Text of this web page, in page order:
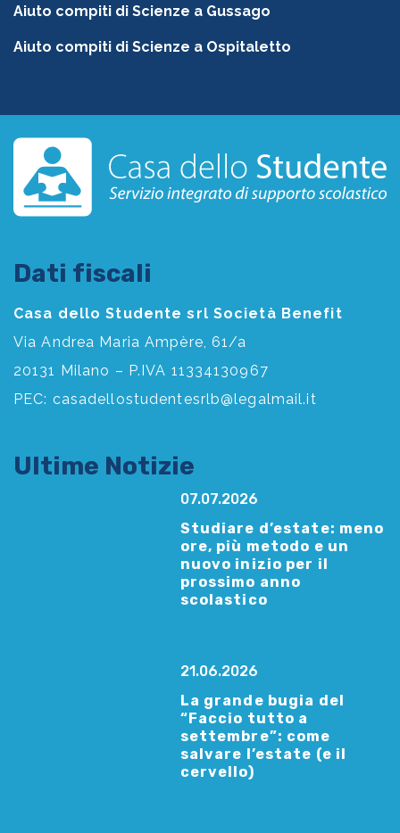
Aiuto compiti di Scienze a Gussago
Aiuto compiti di Scienze a Ospitaletto
Dati fiscali
Casa dello Studente srl Società Benefit
Via Andrea Maria Ampère, 61/a
20131 Milano – P.IVA 11334130967
PEC: casadellostudentesrlb@legalmail.it
Ultime Notizie
07.07.2026
Studiare d’estate: meno
ore, più metodo e un
nuovo inizio per il
prossimo anno
scolastico
21.06.2026
La grande bugia del
“Faccio tutto a
settembre”: come
salvare l’estate (e il
cervello)